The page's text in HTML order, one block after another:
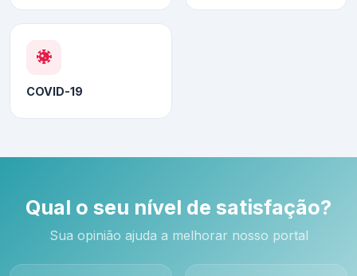
COVID-19
Qual o seu nível de satisfação?
Sua opinião ajuda a melhorar nosso portal